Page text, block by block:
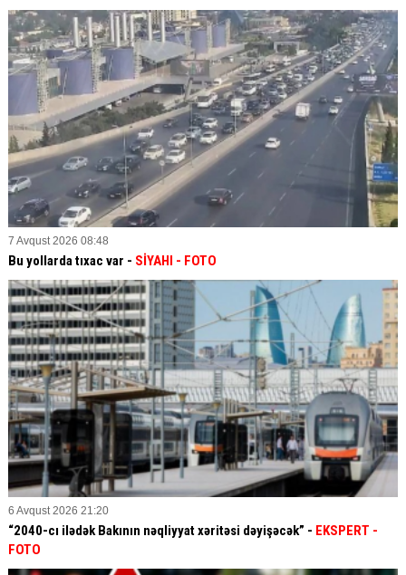
7 Avqust 2026 08:48
Bu yollarda tıxac var - SİYAHI - FOTO
6 Avqust 2026 21:20
“2040-cı ilədək Bakının nəqliyyat xəritəsi dəyişəcək” - EKSPERT -
FOTO